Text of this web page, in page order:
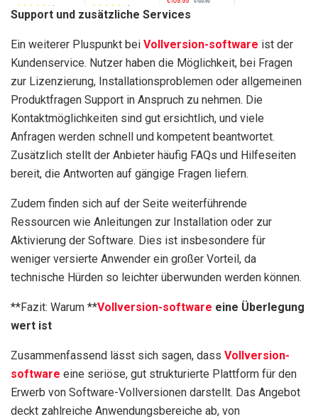
Support und zusätzliche Services
Ein weiterer Pluspunkt bei Vollversion-software ist der
Kundenservice. Nutzer haben die Möglichkeit, bei Fragen
zur Lizenzierung, Installationsproblemen oder allgemeinen
Produktfragen Support in Anspruch zu nehmen. Die
Kontaktmöglichkeiten sind gut ersichtlich, und viele
Anfragen werden schnell und kompetent beantwortet.
Zusätzlich stellt der Anbieter häufig FAQs und Hilfeseiten
bereit, die Antworten auf gängige Fragen liefern.
Zudem finden sich auf der Seite weiterführende
Ressourcen wie Anleitungen zur Installation oder zur
Aktivierung der Software. Dies ist insbesondere für
weniger versierte Anwender ein großer Vorteil, da
technische Hürden so leichter überwunden werden können.
**Fazit: Warum **Vollversion-software eine Überlegung
wert ist
Zusammenfassend lässt sich sagen, dass Vollversion-
software eine seriöse, gut strukturierte Plattform für den
Erwerb von Software-Vollversionen darstellt. Das Angebot
deckt zahlreiche Anwendungsbereiche ab, von